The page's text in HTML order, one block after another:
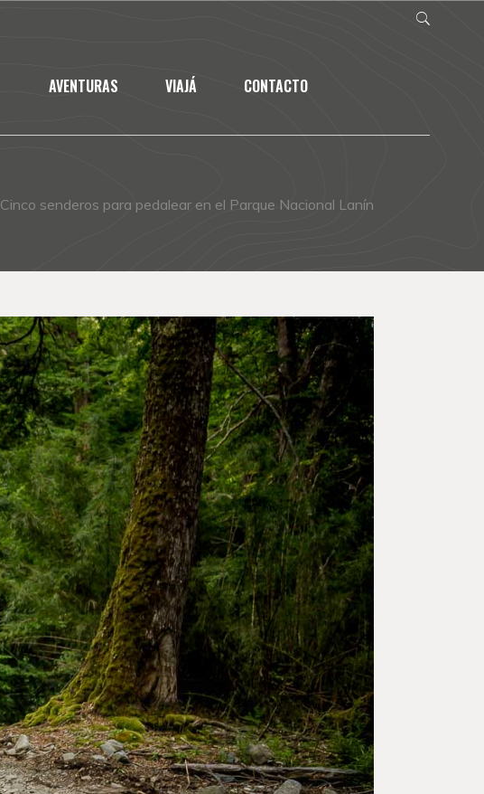
AVENTURAS VIAJÁ CONTACTO
Cinco senderos para pedalear en el Parque Nacional Lanín